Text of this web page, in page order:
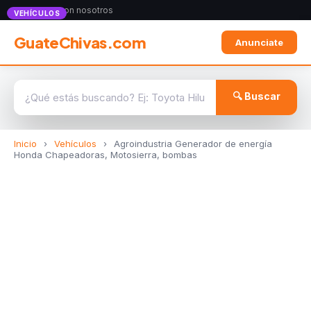
Anunciate con nosotros
GuateChivas.com Anunciate
🔍 Buscar
Inicio › Vehículos ›
Agroindustria Generador de energía
Honda Chapeadoras, Motosierra, bombas
VEHÍCULOS